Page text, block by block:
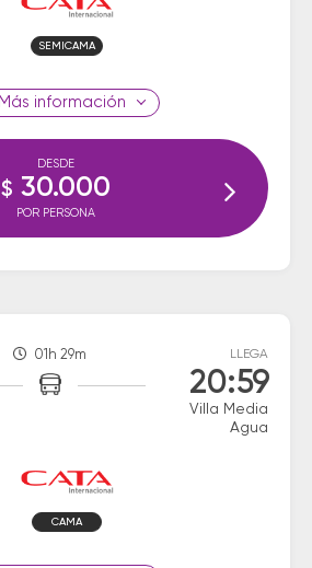
SEMICAMA
información
DESDE
$ 30.000
POR PERSONA
01h 29m LLEGA
20:59
Villa Media
Agua
CAMA